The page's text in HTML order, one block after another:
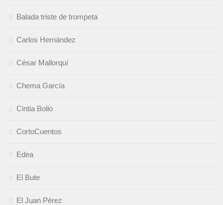
Balada triste de trompeta
Carlos Hernández
César Mallorquí
Chema García
Cintia Bolio
CortoCuentos
Edea
El Bute
El Juan Pérez